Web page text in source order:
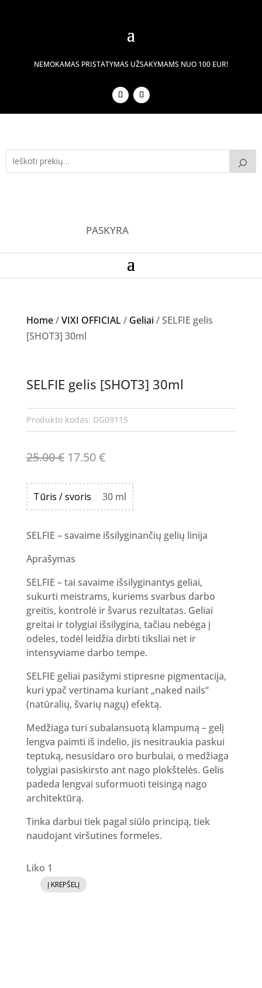
NEMOKAMAS PRISTATYMAS UŽSAKYMAMS NUO 100 EUR!
PASKYRA
Home/VIXI OFFICIAL/ Geliai / SELFIE gelis
[SHOT3] 30ml
SELFIE gelis [SHOT3] 30ml
Produkto kodas: DG09115
25.00€ Original
was:
25.00 €.
17.50€Current
is:
17.50 €.
Tūris / svoris 30 ml
SELFIE – savaime išsilyginančių gelių linija
Aprašymas
SELFIE – tai savaime išsilyginantys geliai,
sukurti meistrams, kuriems svarbus darbo
greitis, kontrolė ir švarus rezultatas. Geliai
greitai ir tolygiai išsilygina, tačiau nebėga į
odeles, todėl leidžia dirbti tiksliai net ir
intensyviame darbo tempe.
SELFIE geliai pasižymi stipresne pigmentacija,
kuri ypač vertinama kuriant „naked nails“
(natūralių, švarių nagų) efektą.
Medžiaga turi subalansuotą klampumą – gelį
lengva paimti iš indelio, jis nesitraukia paskui
teptuką, nesusidaro oro burbulai, o medžiaga
tolygiai pasiskirsto ant nago plokštelės. Gelis
padeda lengvai suformuoti teisingą nago
architektūrą.
Tinka darbui tiek pagal siūlo principą, tiek
naudojant viršutines formeles.
Liko 1
produkto
Į KREPŠELĮ